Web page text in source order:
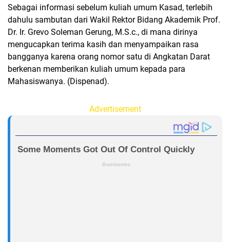
Sebagai informasi sebelum kuliah umum Kasad, terlebih
dahulu sambutan dari Wakil Rektor Bidang Akademik Prof.
Dr. Ir. Grevo Soleman Gerung, M.S.c., di mana dirinya
mengucapkan terima kasih dan menyampaikan rasa
bangganya karena orang nomor satu di Angkatan Darat
berkenan memberikan kuliah umum kepada para
Mahasiswanya. (Dispenad).
Advertisement